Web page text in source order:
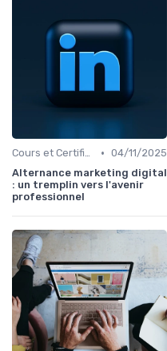
Cours et Certifications en Marketing Digital • 04/11/2025
Alternance marketing digital
: un tremplin vers l'avenir
professionnel